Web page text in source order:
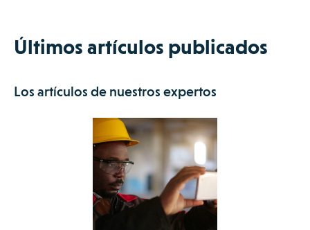
Últimos artículos publicados
Los artículos de nuestros expertos